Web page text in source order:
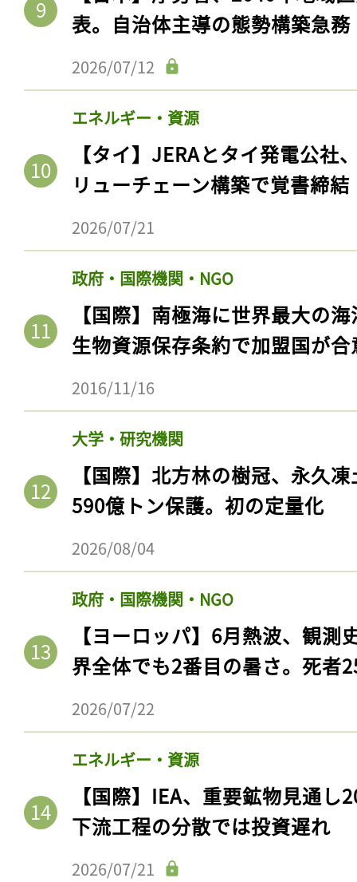
表。自治体主導の態勢構築急務
2026/07/12
エネルギー・資源
【タイ】JERAとタイ発電公社
リューチェーン構築で覚書締結
2026/07/21
政府・国際機関・NGO
【国際】南極海に世界最大の
生物資源保存条約で加盟国が合
2016/11/16
大学・研究機関
【国際】北方林の樹冠、永久
590億トン保護。初の定量化
2026/08/04
政府・国際機関・NGO
【ヨーロッパ】6月熱波、観
界全体でも2番目の暑さ。死者
2026/07/22
エネルギー・資源
【国際】IEA、重要鉱物見通
下流工程の分散では投資遅れ
2026/07/21